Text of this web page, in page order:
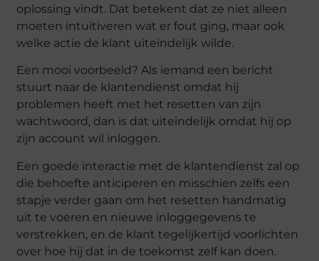
oplossing vindt. Dat betekent dat ze niet alleen
moeten intuïtiveren wat er fout ging, maar ook
welke actie de klant uiteindelijk wilde.
Een mooi voorbeeld? Als iemand een bericht
stuurt naar de klantendienst omdat hij
problemen heeft met het resetten van zijn
wachtwoord, dan is dat uiteindelijk omdat hij op
zijn account wil inloggen.
Een goede interactie met de klantendienst zal op
die behoefte anticiperen en misschien zelfs een
stapje verder gaan om het resetten handmatig
uit te voeren en nieuwe inloggegevens te
verstrekken, en de klant tegelijkertijd voorlichten
over hoe hij dat in de toekomst zelf kan doen.